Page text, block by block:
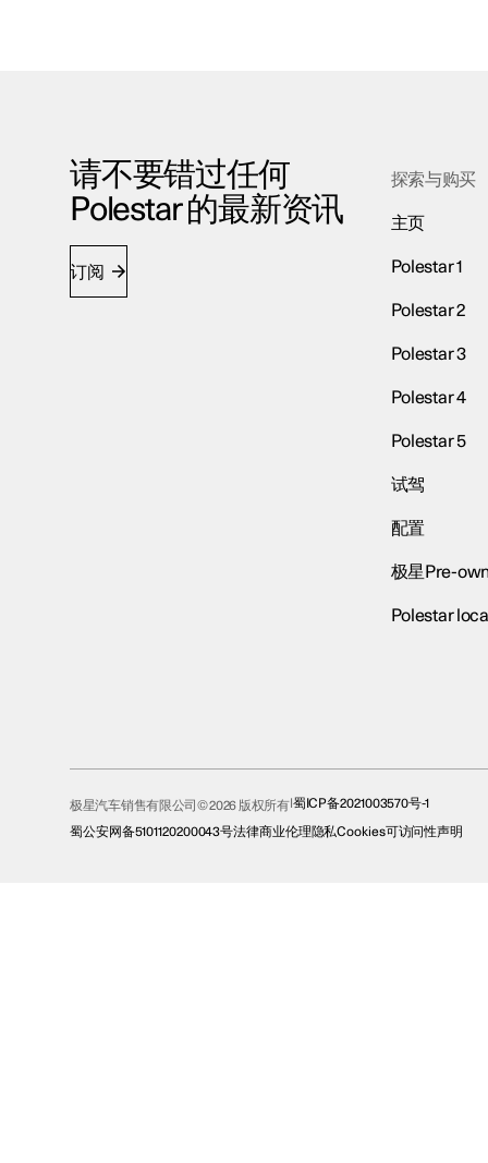
请不要错过任何
Polestar 的最新资讯
订阅
探索与购买
主页
Polestar 1
Polestar 2
Polestar 3
Polestar 4
Polestar 5
试驾
配置
极星Pre-
Polestar
极星汽车销售有限公司© 2026 版权所有 蜀ICP备2021003570号-1
蜀公安网备5101120200043号法律商业伦理 隐私Cookies可访问性声明